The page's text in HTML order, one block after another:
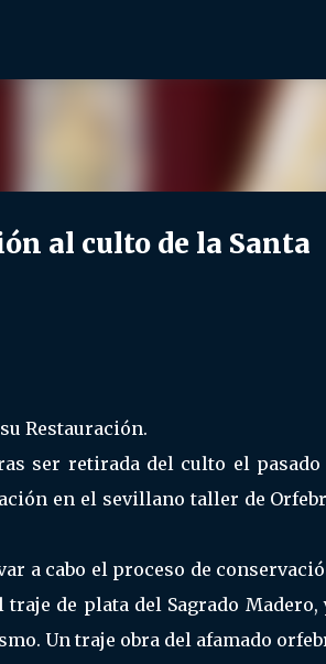
al culto de la Santa
Restauración.
ser retirada del culto el pasado
en el sevillano taller de
a cabo el proceso de
de plata del Sagrado Madero,
Un traje obra del afamado